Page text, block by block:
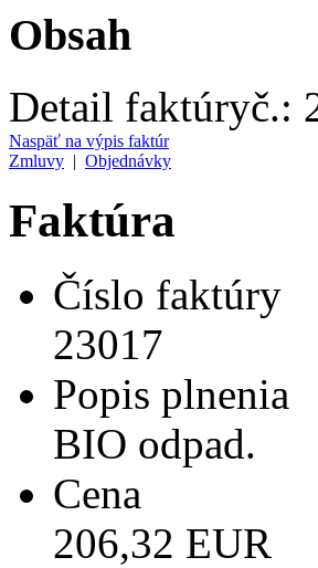
Obsah
Detail faktúryč.:
Naspäť na výpis faktúr
Zmluvy | Objednávky
Faktúra
Číslo faktúry
23017
Popis plnenia
BIO odpad.
Cena
206,32 EUR